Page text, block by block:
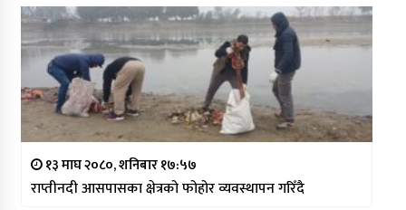
१३ माघ २०८०, शनिबार १७:५७
राप्तीनदी आसपासका क्षेत्रको फोहोर व्यवस्थापन गरिँदै